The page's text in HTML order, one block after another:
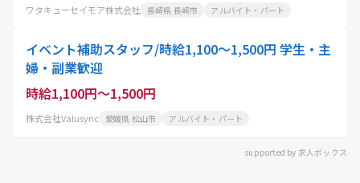
ワタキューセイモア株式会社 長崎県 長崎市 アルバイト・パート
イベント補助スタッフ/時給1,100〜1,500円 学生・主
婦・副業歓迎
時給1,100円～1,500円
株式会社Valusync 愛媛県 松山市 アルバイト・パート
supported by 求人ボックス